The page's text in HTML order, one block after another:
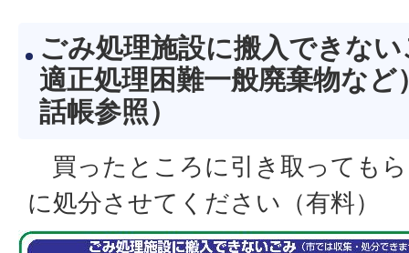
ごみ処理施設に搬入できな
適正処理困難一般廃棄物な
話帳参照）
買ったところに引き取っても
に処分させてください（有料）